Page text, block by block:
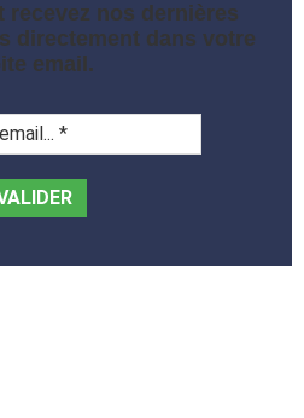
recevez nos dernières
directement dans votre
email.